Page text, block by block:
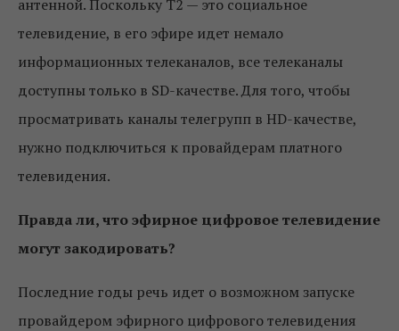
антенной. Поскольку Т2 — это социальное
телевидение, в его эфире идет немало
информационных телеканалов, все телеканалы
доступны только в SD-качестве. Для того, чтобы
просматривать каналы телегрупп в HD-качестве,
нужно подключиться к провайдерам платного
телевидения.
Правда ли, что эфирное цифровое телевидение
могут закодировать?
Последние годы речь идет о возможном запуске
провайдером эфирного цифрового телевидения